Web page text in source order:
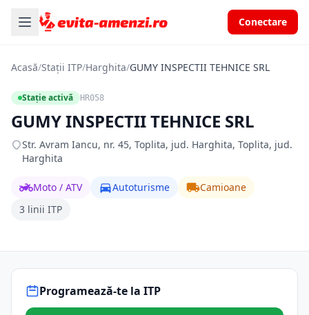
Conectare
Acasă/Stații ITP/Harghita/GUMY INSPECTII TEHNICE SRL
Stație activă HR058
GUMY INSPECTII TEHNICE SRL
Str. Avram Iancu, nr. 45, Toplita, jud. Harghita, Toplita, jud.
Harghita
Moto / ATV Autoturisme
Camioane
3 linii ITP
Programează-te la ITP